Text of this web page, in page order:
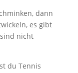
dann
es gibt
nicht
du Tennis